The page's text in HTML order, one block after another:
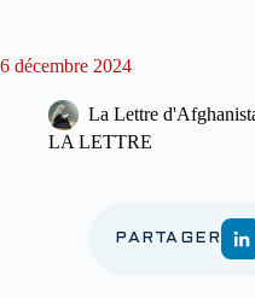
6 décembre 2024
La Lettre
LA LETTRE
PARTAGER